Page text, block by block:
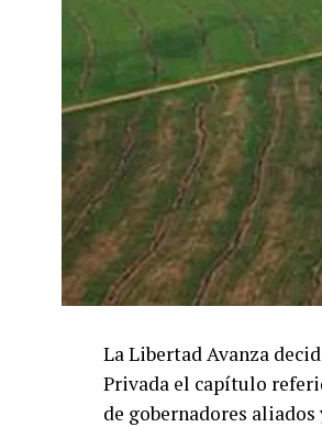
La Libertad Avanza
Privada el capítulo
de gobernadores